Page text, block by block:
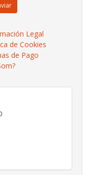
Legal
de Cookies
de Pago